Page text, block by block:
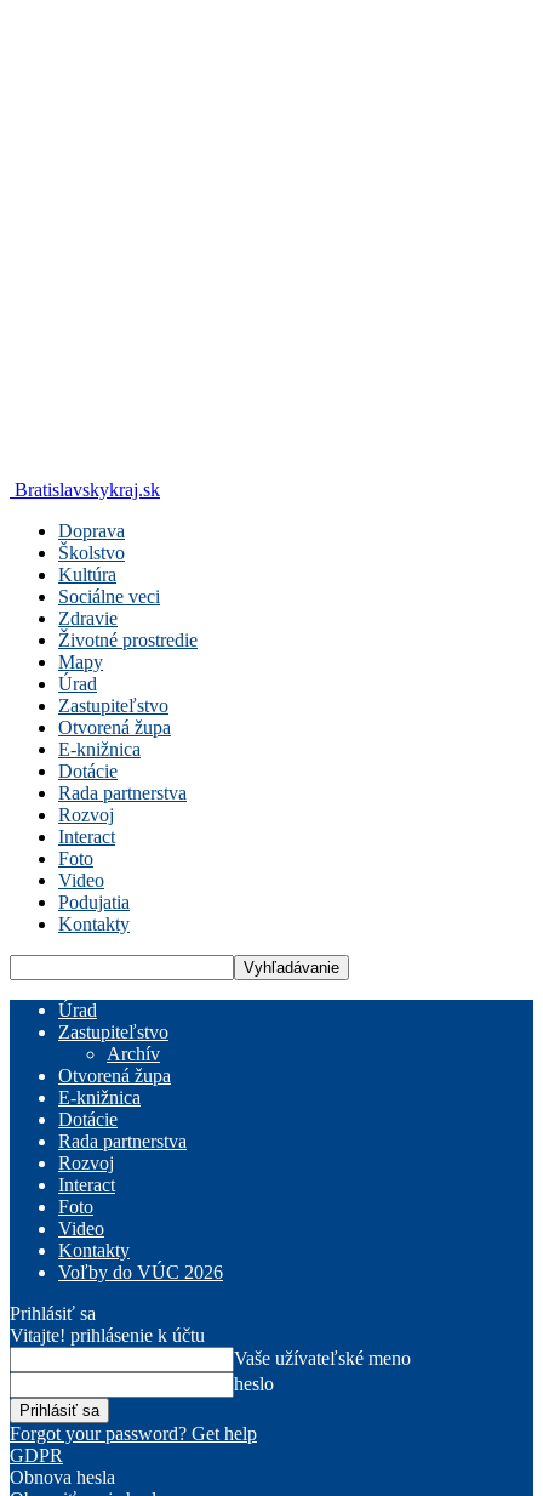
Bratislavskykraj.sk
Doprava
Školstvo
Kultúra
Sociálne veci
Zdravie
Životné prostredie
Mapy
Úrad
Zastupiteľstvo
Otvorená župa
E-knižnica
Dotácie
Rada partnerstva
Rozvoj
Interact
Foto
Video
Podujatia
Kontakty
Úrad
Zastupiteľstvo
Archív
Otvorená župa
E-knižnica
Dotácie
Rada partnerstva
Rozvoj
Interact
Foto
Video
Kontakty
Voľby do VÚC 2026
Prihlásiť sa
Vitajte! prihlásenie k účtu
Vaše užívateľské meno
heslo
Forgot your password? Get help
GDPR
Obnova hesla